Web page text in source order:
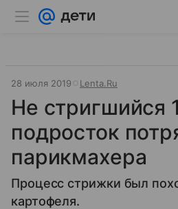
28 июля 2019 Lenta.Ru
Не стригшийся
подросток
парикмахера
Процесс стрижки был
картофеля.